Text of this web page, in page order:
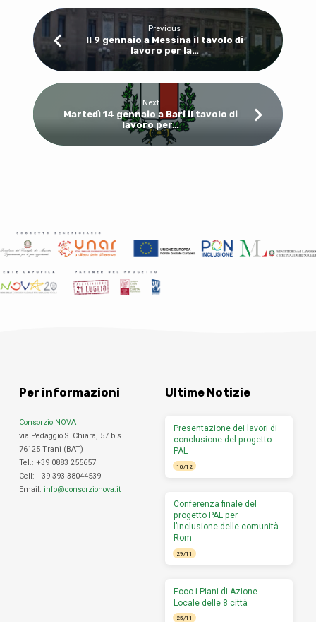
Previous
Il 9 gennaio a Messina il tavolo di
lavoro per la…
Next
Martedì 14 gennaio a Bari il tavolo di
lavoro per…
Per informazioni
Consorzio NOVA
via Pedaggio S. Chiara, 57 bis
76125 Trani (BAT)
Tel.: +39 0883 255657
Cell: +39 393 38044539
Email: info@consorzionova.it
Ultime Notizie
Presentazione dei lavori di
conclusione del progetto
PAL
10/12
Conferenza finale del
progetto PAL per
l’inclusione delle comunità
Rom
29/11
Ecco i Piani di Azione
Locale delle 8 città
25/11